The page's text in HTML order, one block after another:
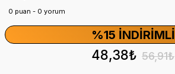
0 puan - 0 yorum
%15 İNDIRIMLI
48,38₺ 56,91₺